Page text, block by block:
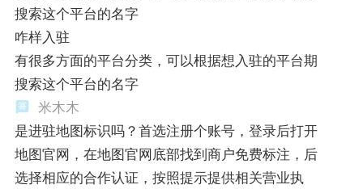
搜索这个平台的名字
咋样入驻
有很多方面的平台分类，可以根据想入驻的平台期
搜索这个平台的名字
米木木
是进驻地图标识吗？首选注册个账号，登录后打开
地图官网，在地图官网底部找到商户免费标注，后
选择相应的合作认证，按照提示提供相关营业执